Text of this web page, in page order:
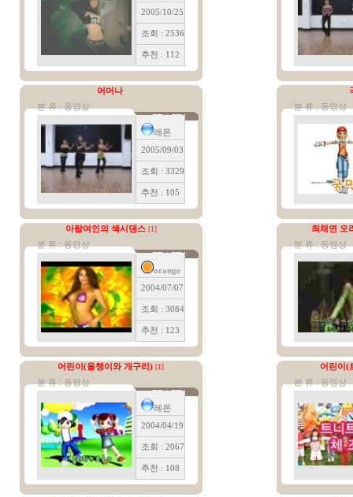
2005/10/25
조회 : 2536
추천 : 112
어머나
분 류 : 동영상
레몬
2005/09/03
조회 : 3329
추천 : 105
분 류 : 동영상
아랍여인의 섹시댄스 [1]
분 류 : 동영상
orange
2004/07/07
조회 : 3084
추천 : 123
최채연 오
분 류 : 동영상
어린이(올챙이와 개구리) [1]
분 류 : 동영상
레몬
2004/04/19
조회 : 2067
추천 : 108
어린이(
분 류 : 동영상